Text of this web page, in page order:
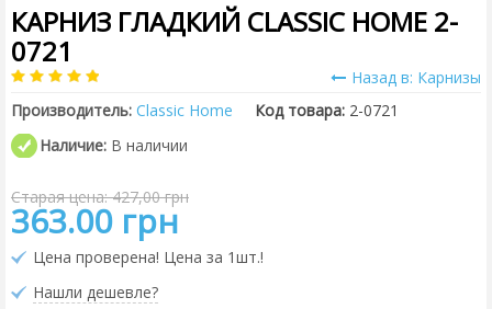
КАРНИЗ ГЛАДКИЙ CLASSIC HOME 2-
0721
Назад в: Карнизы
Производитель: Classic Home Код товара: 2-0721
Наличие: В наличии
Старая цена: 427,00 грн
363.00 грн
Цена проверена! Цена за 1шт.!
Нашли дешевле?